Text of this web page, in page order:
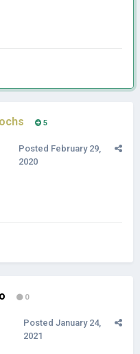
5
Posted February 29,
2020
0
Posted January 24,
2021